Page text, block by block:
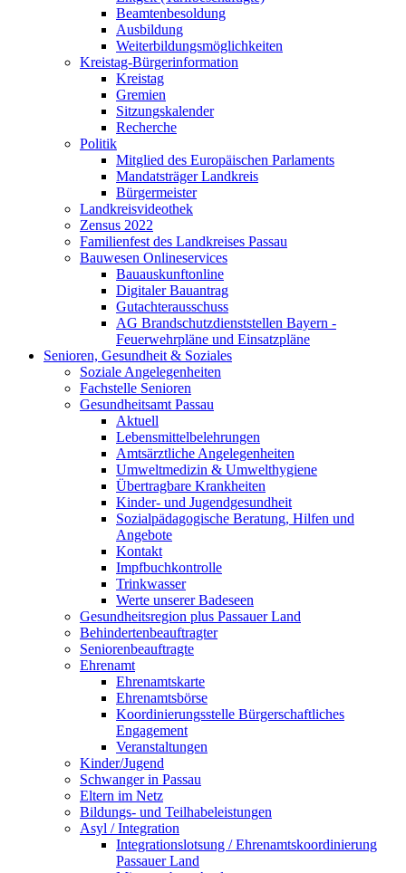
Beamtenbesoldung
Ausbildung
Weiterbildungsmöglichkeiten
Kreistag-Bürgerinformation
Kreistag
Gremien
Sitzungskalender
Recherche
Politik
Mitglied des Europäischen Parlaments
Mandatsträger Landkreis
Bürgermeister
Landkreisvideothek
Zensus 2022
Familienfest des Landkreises Passau
Bauwesen Onlineservices
Bauauskunftonline
Digitaler Bauantrag
Gutachterausschuss
AG Brandschutzdienststellen Bayern -
Feuerwehrpläne und Einsatzpläne
Senioren, Gesundheit & Soziales
Soziale Angelegenheiten
Fachstelle Senioren
Gesundheitsamt Passau
Aktuell
Lebensmittelbelehrungen
Amtsärztliche Angelegenheiten
Umweltmedizin & Umwelthygiene
Übertragbare Krankheiten
Kinder- und Jugendgesundheit
Sozialpädagogische Beratung, Hilfen und
Angebote
Kontakt
Impfbuchkontrolle
Trinkwasser
Werte unserer Badeseen
Gesundheitsregion plus Passauer Land
Behindertenbeauftragter
Seniorenbeauftragte
Ehrenamt
Ehrenamtskarte
Ehrenamtsbörse
Koordinierungsstelle Bürgerschaftliches
Engagement
Veranstaltungen
Kinder/Jugend
Schwanger in Passau
Eltern im Netz
Bildungs- und Teilhabeleistungen
Asyl / Integration
Integrationslotsung / Ehrenamtskoordinierung
Passauer Land